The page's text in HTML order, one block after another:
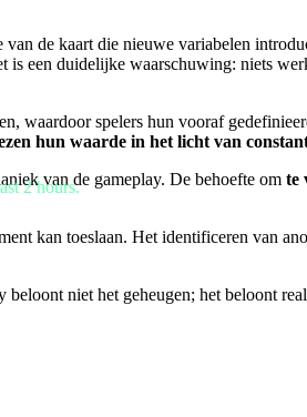
de kaart die nieuwe variabelen
is een duidelijke waarschuwing: niets
waardoor spelers hun vooraf
hun waarde in het licht van
van de gameplay. De behoefte om te
kan toeslaan. Het identificeren van
beloont niet het geheugen; het beloont
2 hours.